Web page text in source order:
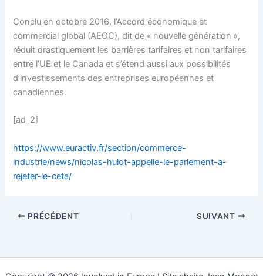
Conclu en octobre 2016, l’Accord économique et
commercial global (AEGC), dit de « nouvelle génération »,
réduit drastiquement les barrières tarifaires et non tarifaires
entre l’UE et le Canada et s’étend aussi aux possibilités
d’investissements des entreprises européennes et
canadiennes.
[ad_2]
https://www.euractiv.fr/section/commerce-
industrie/news/nicolas-hulot-appelle-le-parlement-a-
rejeter-le-ceta/
PRÉCÉDENT SUIVANT